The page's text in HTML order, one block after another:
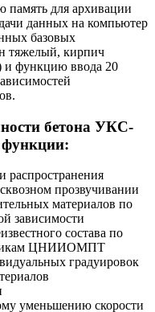
для архивации
данных на компьютер
базовых
тяжелый, кирпич
и функцию ввода 20
бетона УКС-
распространения
прозвучивании
материалов по
зависимости
состава по
ЦНИИОМПТ
градуировок
уменьшению скорости